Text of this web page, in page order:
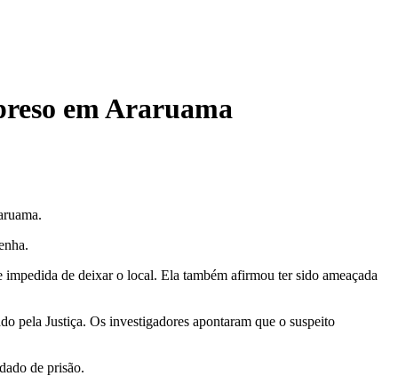
em Araruama
de deixar o local. Ela também afirmou ter sido ameaçada
pela Justiça. Os investigadores apontaram que o suspeito
de prisão.